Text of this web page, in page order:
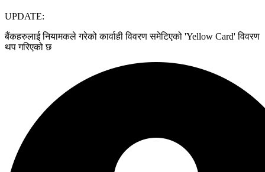
UPDATE:
बैंकहरुलाई नियामकले गरेको कार्वाही विवरण समेटिएको 'Yellow Card' विवरण
थप गरिएको छ